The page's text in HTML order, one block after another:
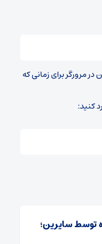
مرورگر برای زمانی که
کنید:
توسط سایرین؛